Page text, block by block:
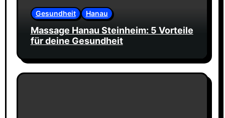
Gesundheit Hanau
Massage Hanau Steinheim: 5 Vorteile
für deine Gesundheit